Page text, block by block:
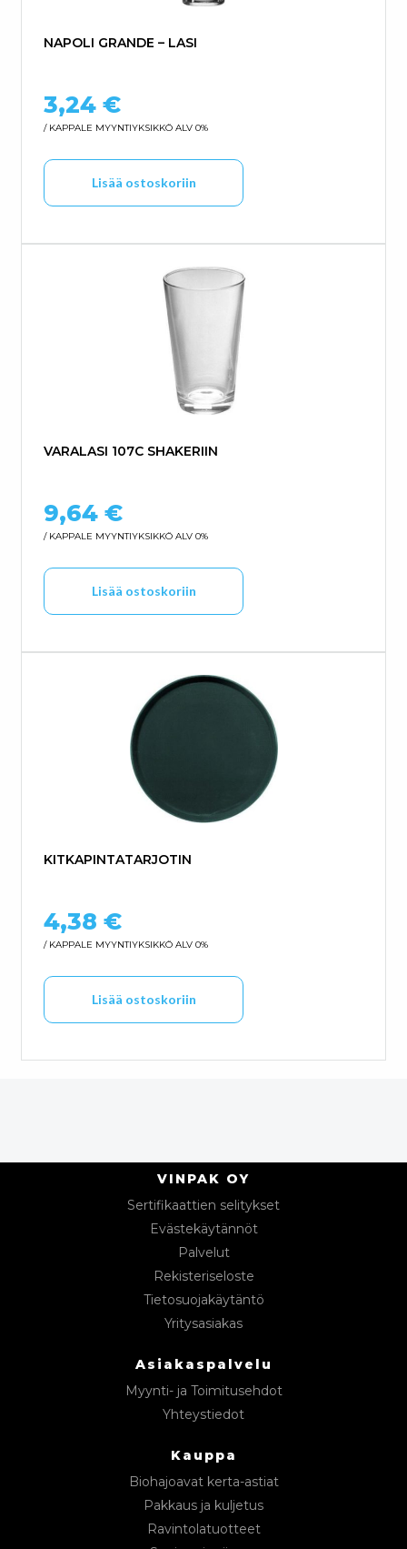
NAPOLI GRANDE – LASI
3,24 €
/ KAPPALE MYYNTIYKSIKKÖ ALV 0%
Lisää ostoskoriin
VARALASI 107C SHAKERIIN
9,64 €
/ KAPPALE MYYNTIYKSIKKÖ ALV 0%
Lisää ostoskoriin
KITKAPINTATARJOTIN
4,38 €
/ KAPPALE MYYNTIYKSIKKÖ ALV 0%
Lisää ostoskoriin
VINPAK OY
Sertifikaattien selitykset
Evästekäytännöt
Palvelut
Rekisteriseloste
Tietosuojakäytäntö
Yritysasiakas
Asiakaspalvelu
Myynti- ja Toimitusehdot
Yhteystiedot
Kauppa
Biohajoavat kerta-astiat
Pakkaus ja kuljetus
Ravintolatuotteet